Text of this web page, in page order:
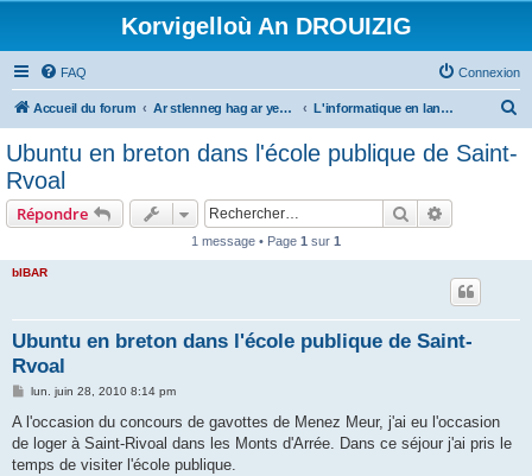
Korvigelloù An DROUIZIG
FAQ Connexion
Accueil du forum Ar stlenneg hag ar yezhoù bihan er bed a-bezh L'informatique en langues régionales et minoritaires
Ubuntu en breton dans l'école publique de Saint-
Rvoal
Répondre Rechercher
1 message • Page 1 sur 1
bIBAR
Ubuntu en breton dans l'école publique de Saint-
Rvoal
M
s
a
g
lun. juin 28, 2010 8:14 pm
A l'occasion du concours de gavottes de Menez Meur, j'ai eu l'occasion
de loger à Saint-Rivoal dans les Monts d'Arrée. Dans ce séjour j'ai pris le
temps de visiter l'école publique.